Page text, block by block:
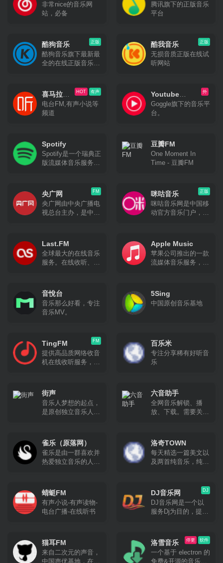
乐
非常nice的音乐网
站，必备
腾讯旗下的正版音乐
平台
正版
酷狗音乐
酷狗音乐旗下最新最
全的在线正版音乐网
正版
酷我音乐
无损音质正版在线试
听网站
有声
HOT
喜马拉雅
FM
电台FM,有声小说等
频道
外
Youtube
Music
Goggle旗下的音乐平
台。
Spotify
Spotify是一个瑞典正
版流媒体音乐服务平
10月在瑞典首都斯德
哥尔摩正式上线。
Spotify提供免费和付
费两种服务，除音乐
豆瓣FM
One Moment In
Time - 豆瓣FM
FM
央广网
央广网由中央广播电
视总台主办，是中央
名，以音频收听为特
色，将打造为新闻门
户，成为优势突出、
特色鲜明的多媒体集
正版
咪咕音乐
咪咕音乐网是中国移
动官方音乐门户，旨
订购、歌曲下载、铃
音管理、音乐电台、
音乐视频等一站式音
乐互动体验。
Last.FM
全球最大的在线音乐
服务。在线收听、进
荐。
Apple Music
苹果公司推出的一款
流媒体音乐服务，于
音悅台
音乐那么好看，专注
音乐MV。
5Sing
中国原创音乐基地
FM
TingFM
提供高品质网络收音
机在线收听服务，无
听广播。网站全面汇
集整理国内外主流电
台流媒体播放地址，
方便广大广播爱好者
百乐米
专注分享稀有好听音
乐
街声
音乐人梦想的起点，
是原创独立音乐人扎
乐产业的权威人士每
天聆听新作，在站内
站外进行推荐，并且
具有准确的排行榜机
与创作者之间更多相
遇的机会。
六音助手
全网音乐解锁、播
放、下载。需要关注
雀乐（原落网）
雀乐是由一群喜欢并
热爱独立音乐的人共
的独立音乐。我们秉
着音乐里独立自主的
精神表达内核，希望
把雀乐建设成为泛华
洛奇TOWN
每天精选一篇美文以
及两首纯音乐，纯音
小清新等
蜻蜓FM
有声小说-有声读物-
电台广播-在线听书
DJ
DJ音乐网
DJ音乐网是一个以
服务Dj为目的，提供
台，我们帮助Dj完成
从创作到作品上传再
到推广营销等一系列
猫耳FM
来自二次元的声音，
中国声优基地，在这
软件
停更
洛雪音乐
一个基于 electron 的
免费&开源的音乐播